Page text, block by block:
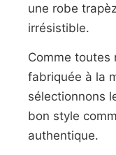
une robe
irrésistible.
Comme toutes
fabriquée à la
sélectionnons
bon style
authentique.